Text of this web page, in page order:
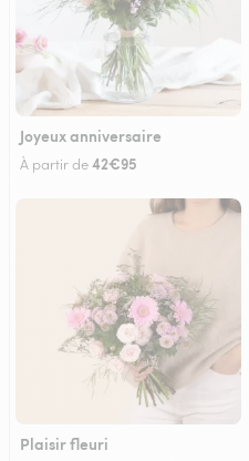
Joyeux anniversaire
À partir de42€95
Plaisir fleuri